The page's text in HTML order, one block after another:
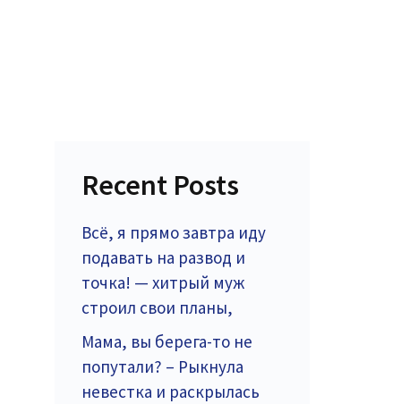
Recent Posts
Всё, я прямо завтра иду
подавать на развод и
точка! — хитрый муж
строил свои планы,
Мама, вы берега-то не
попутали? – Рыкнула
невестка и раскрылась